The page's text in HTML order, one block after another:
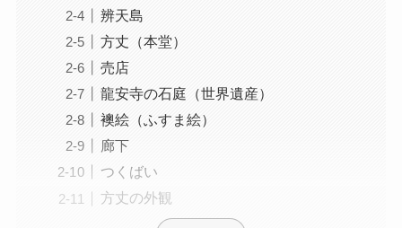
辨天島
方丈（本堂）
売店
龍安寺の石庭（世界遺産）
襖絵（ふすま絵）
廊下
つくばい
方丈の外観